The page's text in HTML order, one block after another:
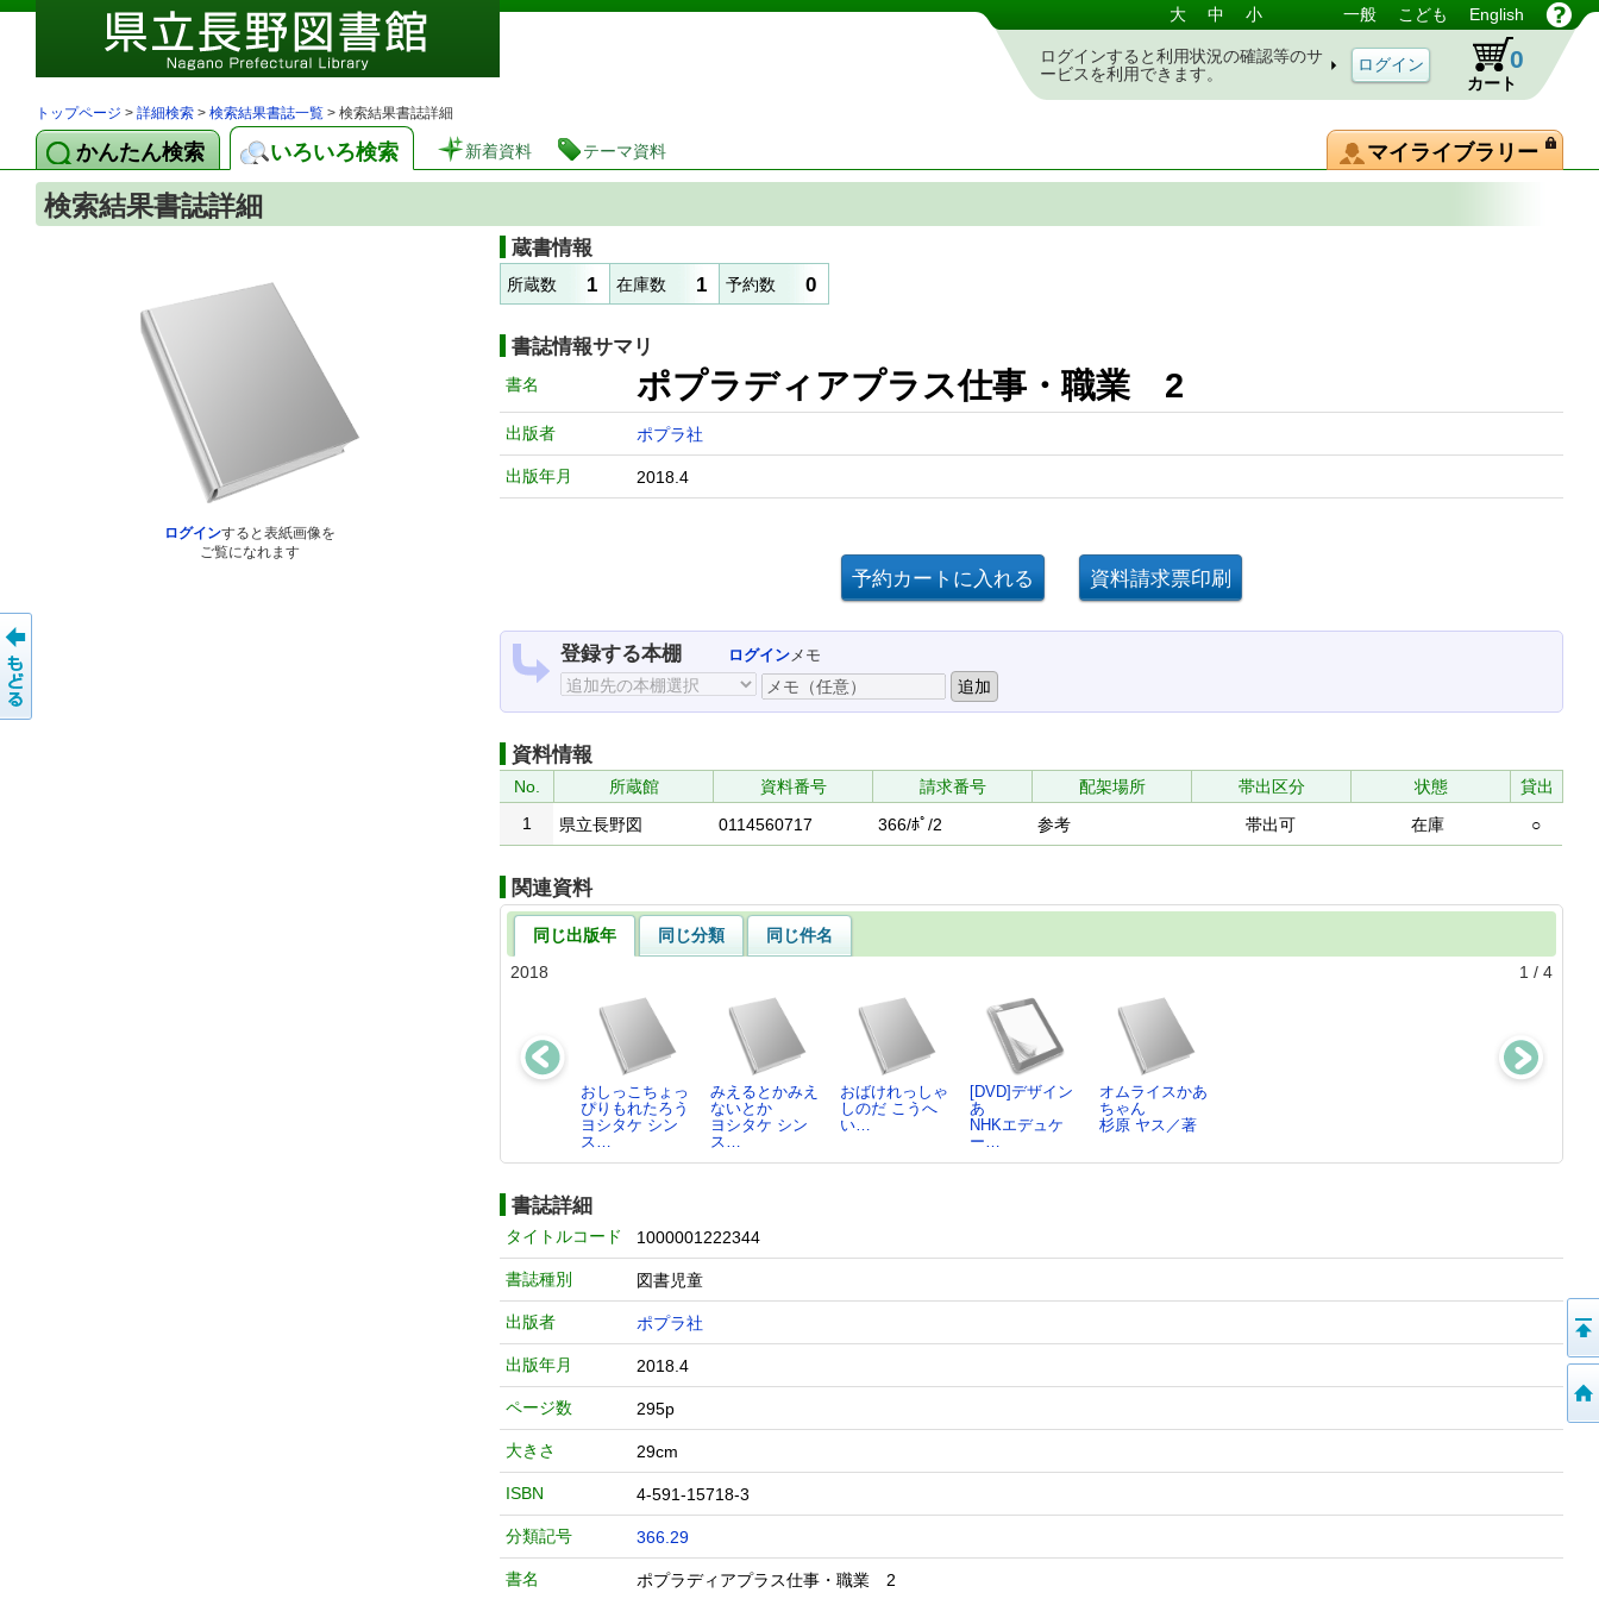
図書館 蔵書検索・予約システム 大 中 小 一般 こども English
ログインすると利用状況の確認等のサ
ービスを利用できます。
カート
0
トップページ > 詳細検索 > 検索結果書誌一覧 > 検索結果書誌詳細
かんたん検索 いろいろ検索 新着資料 テーマ資料 マイライブラリー
検索結果書誌詳細
ログインすると表紙画像を
ご覧になれます
蔵書情報
所蔵数 1 在庫数 1 予約数 0
書誌情報サマリ
書名 ポプラディアプラス仕事・職業 2
出版者 ポプラ社
出版年月 2018.4
登録する本棚 ログインメモ
資料情報
No. 所蔵館 資料番号 請求番号 配架場所 帯出区分 状態
貸出
1
県立長野図 0114560717 366/ﾎﾟ/2 参考 帯出可 在庫 ○
関連資料
同じ出版年 同じ分類
同じ件名
2018
1 / 4
おしっこちょっ
ぴりもれたろう
ヨシタケ シン
ス…
みえるとかみえ
ないとか
ヨシタケ シン
ス…
おばけれっしゃ
しのだ こうへ
い…
[DVD]デザイン
あ
NHKエデュケ
ー…
オムライスかあ
ちゃん
杉原 ヤス／著
書誌詳細
タイトルコード 1000001222344
書誌種別 図書児童
出版者 ポプラ社
出版年月 2018.4
ページ数 295p
大きさ 29cm
ISBN 4-591-15718-3
分類記号 366.29
書名 ポプラディアプラス仕事・職業 2